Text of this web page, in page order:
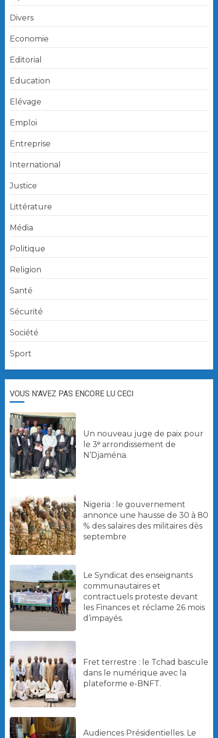
Divers
Economie
Editorial
Education
Elévage
Emploi
Entreprise
International
Justice
Littérature
Média
Politique
Religion
Santé
Sécurité
Société
Sport
VOUS N'AVEZ PAS ENCORE LU CECI
Un nouveau juge de paix pour
le 3ᵉ arrondissement de
N’Djaména.
Nigeria : le gouvernement
annonce une hausse de 30 à 80
% des salaires des militaires dès
septembre
Le Syndicat des enseignants
communautaires et
contractuels proteste devant
les Finances et réclame 26 mois
d’impayés.
Fret terrestre : le Tchad bascule
dans le numérique avec la
plateforme e-BNFT.
Audiences Présidentielles. Le